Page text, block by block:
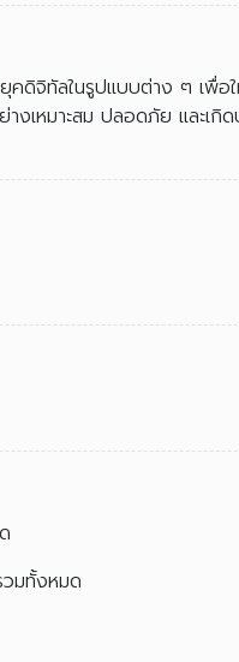
ยุคดิจิทัลในรูปแบบต่าง ๆ เพื่
งเหมาะสม ปลอดภัย และเกิ
มทั้งหมด